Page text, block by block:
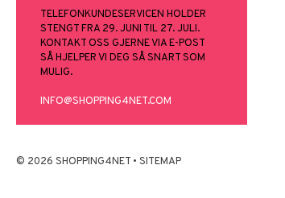
TELEFONKUNDESERVICEN HOLDER
STENGT FRA 29. JUNI TIL 27. JULI.
KONTAKT OSS GJERNE VIA E-POST
SÅ HJELPER VI DEG SÅ SNART SOM
MULIG.
INFO@SHOPPING4NET.COM
© 2026 SHOPPING4NET • SITEMAP